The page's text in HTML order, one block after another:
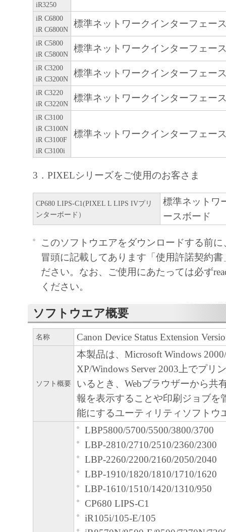
店のいずれも、「本ソフトウェア
性および特定の目的への適合性の
なる保証も、明示たると黙示たる
ないものとします。
キヤノン、キヤノンの子会社、キ
社、それらの販売代理店または販
「本ソフトウェア」の使用または
たは付随的な損害を含むがこれら
れる限り、一切の責任を負わない
とえ、キヤノン、キヤノンの子会
損害の可能性について知らされて
です。
社、それらの販売代理店または販
「本ソフトウェア」、または「本
使用に起因または関連してお客様
生じたいかなる紛争についても、
いものとします。
輸出
お客様は、日本国政府または関連する
な認可等を得ることなしに、「本ソフ
または一部を、直接または間接に輸出
ん。
契約期間
本契約書は、お客様が、『同意』
た時点、または「本ソフトウェア
iR3250
iR C6800
iR C6800N
標準ネットワークインターフェー
iR C5800
iR C5800N
標準ネットワークインターフェー
iR C3200
iR C3200N
標準ネットワークインターフェー
iR C3220
iR C3220N
標準ネットワークインターフェー
iR C3100
iR C3100N
iR C3100F
iR C3100i
標準ネットワークインターフェー
3．PIXELシリーズをご使用のお客さま
CP680 LIPS-C1(PIXEL L LIPS IVプリ
ンターボード）
標準ネットワ
ースボード
このソフトウエアをダウンロードする前
冒頭に記載してあります「使用許諾契約
ださい。なお、ご使用にあたっては必ず
ください。
ソフトウエア概要
名称 Canon Device Status Extension
ソフト概要
本製品は、Microsoft Windows
XP/Windows Server 2003上でプリ
いるとき、Webブラウザーから共
報を表示することや印刷ジョブを
能にするユーティリティソフトウ
LBP5800/5700/5500/3800/3700
LBP-2810/2710/2510/2360/2300
LBP-2260/2200/2160/2050/2040
LBP-1910/1820/1810/1710/1620
LBP-1610/1510/1420/1310/950
CP680 LIPS-C1
iR105i/105-E/105